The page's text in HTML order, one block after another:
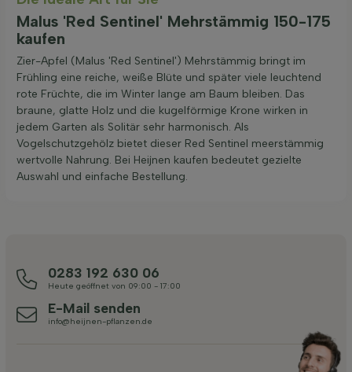
Malus 'Red Sentinel' Mehrstämmig 150-175
kaufen
Zier-Apfel (Malus 'Red Sentinel') Mehrstämmig bringt im
Frühling eine reiche, weiße Blüte und später viele leuchtend
rote Früchte, die im Winter lange am Baum bleiben. Das
braune, glatte Holz und die kugelförmige Krone wirken in
jedem Garten als Solitär sehr harmonisch. Als
Vogelschutzgehölz bietet dieser Red Sentinel meerstämmig
wertvolle Nahrung. Bei Heijnen kaufen bedeutet gezielte
Auswahl und einfache Bestellung.
0283 192 630 06
Heute geöffnet von 09:00 - 17:00
E-Mail senden
info@heijnen-pflanzen.de